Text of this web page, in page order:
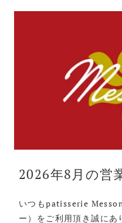
2026年8月の営
いつもpatisserie
ー）をご利用頂き誠にあ